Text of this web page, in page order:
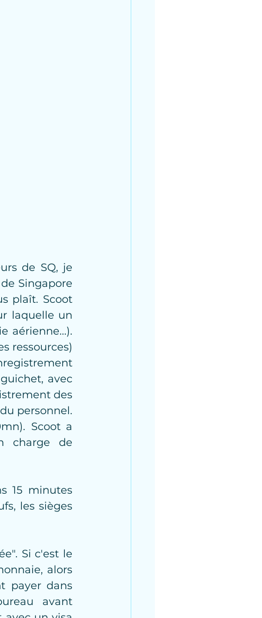
de SQ, je
Singapore
plaît. Scoot
laquelle un
aérienne...).
ressources)
avec
des
personnel.
Scoot a
charge de
15 minutes
les sièges
Si c'est le
alors
payer dans
avant